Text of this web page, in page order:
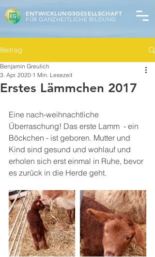
ENTWICKLUNGSGESELLSCHAFT
FÜR GANZHEITLICHE BILDUNG
Beitrag
Erstes Lämmchen 2017
Benjamin Greulich
3. Apr. 2020 1 Min. Lesezeit
Eine nach-weihnachtliche
Überraschung! Das erste Lamm  - ein
Böckchen - ist geboren. Mutter und
Kind sind gesund und wohlauf und
erholen sich erst einmal in Ruhe, bevor
es zurück in die Herde geht.